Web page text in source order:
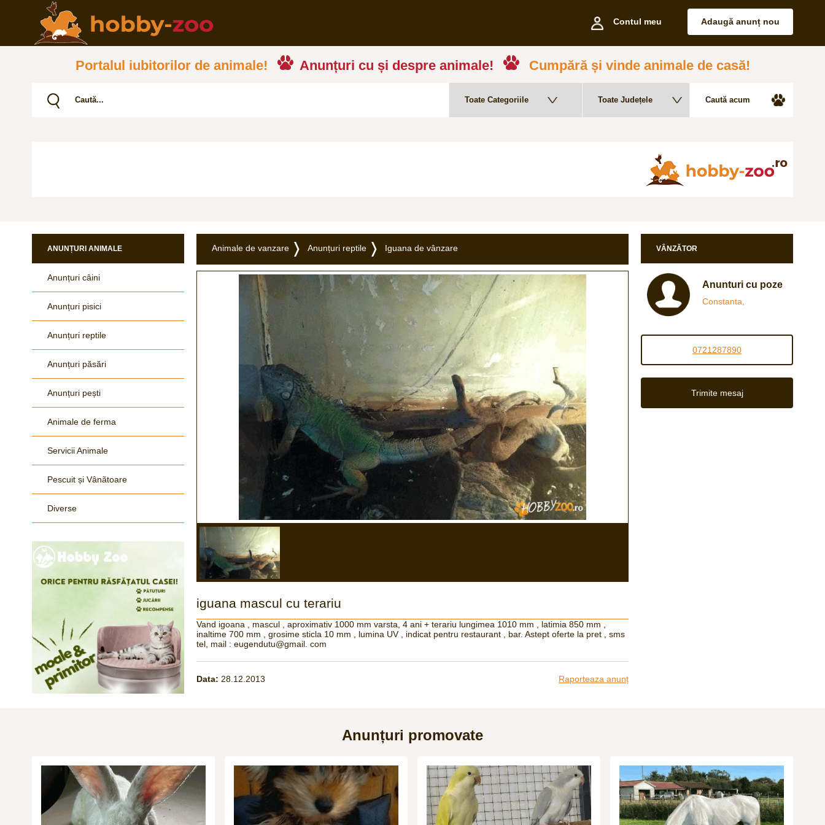
Contul meu Adaugă anunț nou
Portalul iubitorilor de animale! Anunțuri cu și despre animale! Cumpără și vinde animale de casă!
ANUNȚURI ANIMALE
Anunțuri câini
Anunțuri pisici
Anunțuri reptile
Anunțuri păsări
Anunțuri pești
Animale de ferma
Servicii Animale
Pescuit și Vânãtoare
Diverse
Animale de vanzare Anunțuri reptile Iguana de vânzare
iguana mascul cu terariu
Vand igoana , mascul , aproximativ 1000 mm varsta, 4 ani + terariu lungimea 1010 mm , latimia 850 mm ,
inaltime 700 mm , grosime sticla 10 mm , lumina UV , indicat pentru restaurant , bar. Astept oferte la pret , sms
tel, mail : eugendutu@gmail. com
Data: 28.12.2013 Raporteaza anunț
VÂNZĂTOR
Anunturi cu poze
Constanta,
0721287890
Trimite mesaj
Anunțuri promovate